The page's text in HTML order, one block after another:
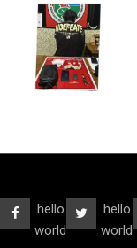
hello
world
hello
world